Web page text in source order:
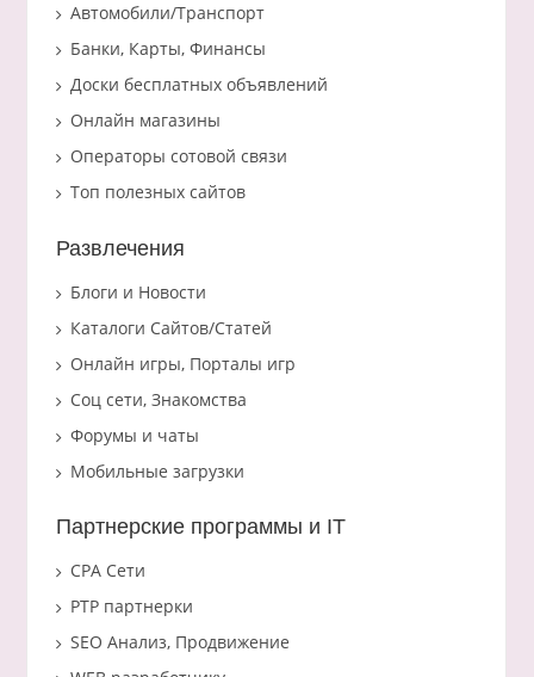
Автомобили/Транспорт
Банки, Карты, Финансы
Доски бесплатных объявлений
Онлайн магазины
Операторы сотовой связи
Топ полезных сайтов
Развлечения
Блоги и Новости
Каталоги Сайтов/Статей
Онлайн игры, Порталы игр
Соц сети, Знакомства
Форумы и чаты
Мобильные загрузки
Партнерские программы и IT
CPA Сети
PTP партнерки
SEO Анализ, Продвижение